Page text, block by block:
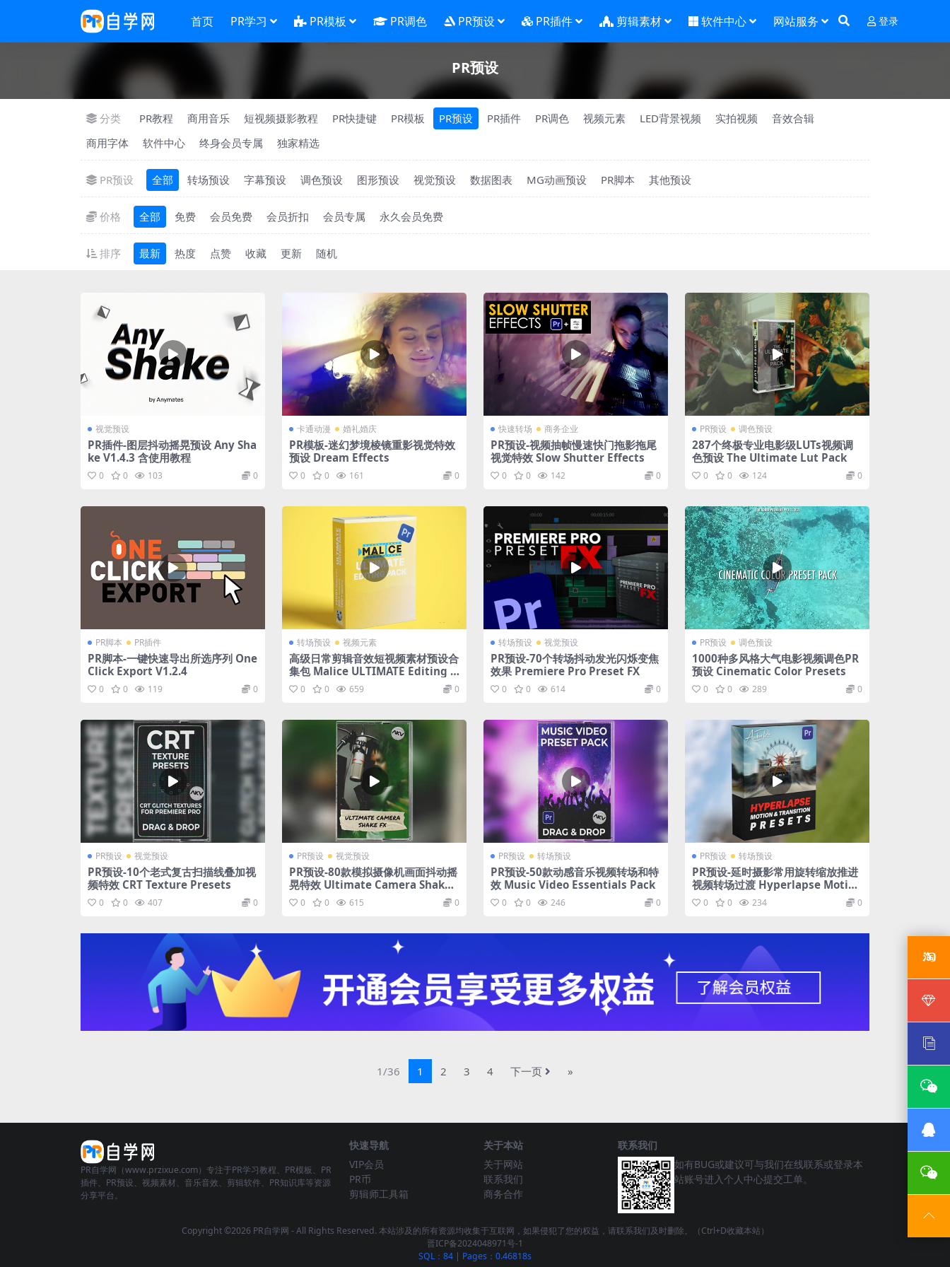
首页 PR学习 PR模板 PR调色 PR预设 PR插件 剪辑素材 软件中心 网站服务 登录
PR预设
分类 PR教程 商用音乐 短视频摄影教程 PR快捷键 PR模板 PR预设 PR插件 PR调色 视频元素 LED背景视频 实拍视频
音效合辑
商用字体
软件中心 终身会员专属 独家精选
PR预设 全部 转场预设 字幕预设 调色预设 图形预设 视觉预设 数据图表 MG动画预设 PR脚本 其他预设
价格 全部 免费 会员免费 会员折扣 会员专属 永久会员免费
排序 最新 热度 点赞 收藏 更新 随机
视觉预设
PR插件-图层抖动摇晃预设 Any Sha
ke V1.4.3 含使用教程
0 0 103 0
卡通动漫 婚礼婚庆
PR模板-迷幻梦境棱镜重影视觉特效
预设 Dream Effects
0 0 161 0
快速转场 商务企业
PR预设-视频抽帧慢速快门拖影拖尾
视觉特效 Slow Shutter Effects
0 0 142 0
PR预设 调色预设
287个终极专业电影级LUTs视频调
色预设 The Ultimate Lut Pack
0 0 124 0
PR脚本 PR插件
PR脚本-一键快速导出所选序列 One
Click Export V1.2.4
0 0 119 0
转场预设 视频元素
高级日常剪辑音效短视频素材预设合
集包 Malice ULTIMATE Editing P
ack
0 0 659 0
转场预设 视觉预设
PR预设-70个转场抖动发光闪烁变焦
效果 Premiere Pro Preset FX
0 0 614 0
PR预设 调色预设
1000种多风格大气电影视频调色PR
预设 Cinematic Color Presets
0 0 289 0
PR预设 视觉预设
PR预设-10个老式复古扫描线叠加视
频特效 CRT Texture Presets
0 0 407 0
PR预设 视觉预设
PR预设-80款模拟摄像机画面抖动摇
晃特效 Ultimate Camera Shake F
X 0 0 615 0
PR预设 转场预设
PR预设-50款动感音乐视频转场和特
效 Music Video Essentials Pack
0 0 246 0
PR预设 转场预设
PR预设-延时摄影常用旋转缩放推进
视频转场过渡 Hyperlapse Motion
& Transition Presets
0 0 234 0
1/36 1 2 3 4 下一页 »
PR自学网（www.przixue.com）专注于PR学习教程、PR模板、PR
插件、PR预设、视频素材、音乐音效、剪辑软件、PR知识库等资源
分享平台。
快速导航
VIP会员
PR币
剪辑师工具箱
关于本站
关于网站
联系我们
商务合作
联系我们
如有BUG或建议可与我们在线联系或登录本
站账号进入个人中心提交工单。
Copyright ©2026 PR自学网 - All Rights Reserved. 本站涉及的所有资源均收集于互联网，如果侵犯了您的权益，请联系我们及时删除。（Ctrl+D收藏本站）
晋ICP备2024048971号-1
SQL：84 | Pages：0.46818s